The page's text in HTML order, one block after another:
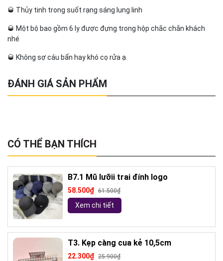
🥃 Thủy tinh trong suốt rạng sáng lung linh
🥃 Một bộ bao gồm 6 ly được đựng trong hộp chắc chắn khách
nhé
🥃 Không sợ cáu bẩn hay khó cọ rửa ạ.
ĐÁNH GIÁ SẢN PHẨM
CÓ THỂ BẠN THÍCH
B7.1 Mũ lưỡii trai đính logo
58.500₫ 61.500₫
Xem chi tiết
T3. Kẹp càng cua kẻ 10,5cm
22.300₫ 25.900₫